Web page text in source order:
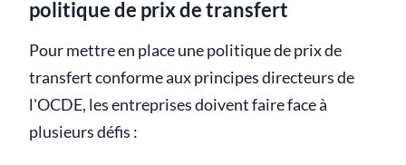
politique de prix de transfert
Pour mettre en place une politique de prix de
transfert conforme aux principes directeurs de
l'OCDE, les entreprises doivent faire face à
plusieurs défis :